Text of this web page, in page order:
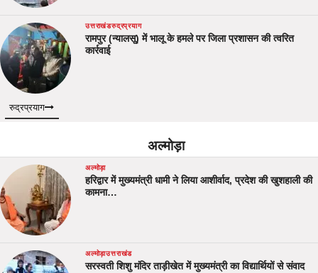
उत्तराखंडरुद्रप्रयाग
रामपुर (न्यालसू) में भालू के हमले पर जिला प्रशासन की त्वरित
कार्रवाई
रुद्रप्रयाग
अल्मोड़ा
अल्मोड़ा
हरिद्वार में मुख्यमंत्री धामी ने लिया आशीर्वाद, प्रदेश की खुशहाली की
कामना…
अल्मोड़ाउत्तराखंड
सरस्वती शिशु मंदिर ताड़ीखेत में मुख्यमंत्री का विद्यार्थियों से संवाद